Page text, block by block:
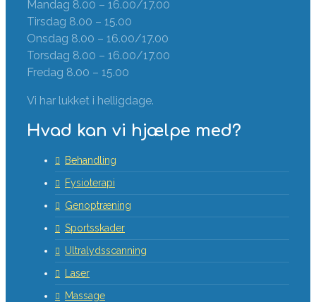
Mandag 8.00 – 16.00/17.00
Tirsdag 8.00 – 15.00
Onsdag 8.00 – 16.00/17.00
Torsdag 8.00 – 16.00/17.00
Fredag 8.00 – 15.00
Vi har lukket i helligdage.
Hvad kan vi hjælpe med?
Behandling
Fysioterapi
Genoptræning
Sportsskader
Ultralydsscanning
Laser
Massage